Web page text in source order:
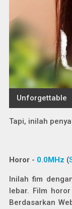
Tapi, inilah
Horor - 0.0MHz (
Inilah fim
lebar. Film
Berdasarkan